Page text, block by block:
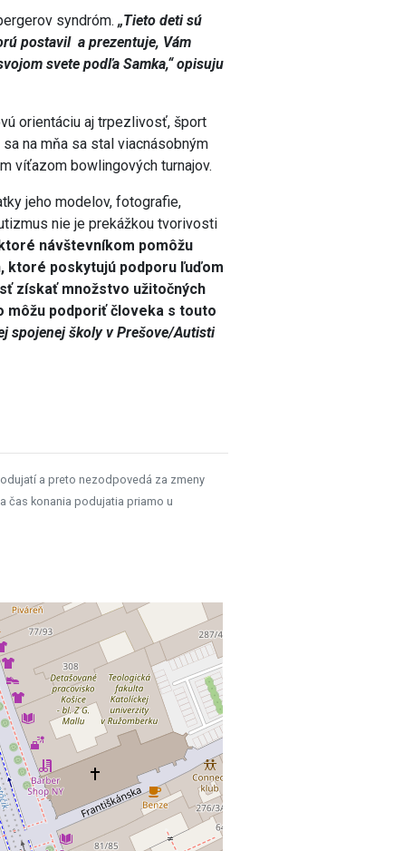
syndróm.„Tieto deti sú
postavil a prezentuje, Vám
svete podľa Samka,“ opisuju
orientáciu aj trpezlivosť, šport
na mňa sa stal viacnásobným
víťazom bowlingových turnajov.
jeho modelov, fotografie,
nie je prekážkou tvorivosti
návštevníkom pomôžu
ktoré poskytujú podporu ľuďom
získať množstvo užitočných
môžu podporiť človeka s touto
spojenej školy v Prešove/Autisti
a preto nezodpovedá za zmeny
čas konania podujatia priamo u